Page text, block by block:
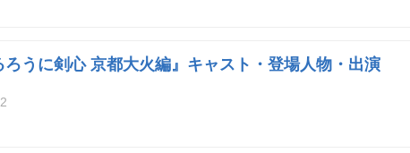
ろうに剣心 京都大火編』キャスト・登場人物・出演